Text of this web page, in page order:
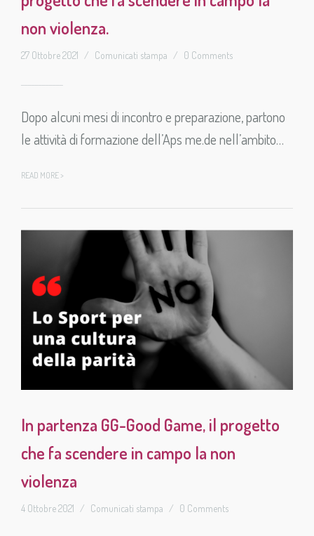
non violenza.
27 Ottobre 2021 / Comunicati stampa / 0 Comments
Dopo alcuni mesi di incontro e preparazione, partono
le attività di formazione dell’Aps me.de nell’ambito…
READ MORE >
In partenza GG-Good Game, il progetto
che fa scendere in campo la non
violenza
4 Ottobre 2021 / Comunicati stampa / 0 Comments